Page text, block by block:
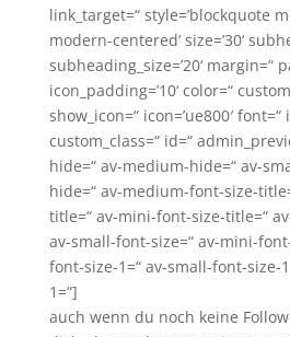
link_target=“ style=’blockquote
modern-centered‘ size=’30‘
subheading_size=’20‘ margin=“
icon_padding=’10‘ color=“
show_icon=“ icon=’ue800′ font=“
custom_class=“ id=“
hide=“ av-medium-hide=“ av-
hide=“ av-medium-font-size-
title=“ av-mini-font-size-title=“
av-small-font-size=“ av-mini-
font-size-1=“ av-small-font-size-
1=“]
auch wenn du noch keine